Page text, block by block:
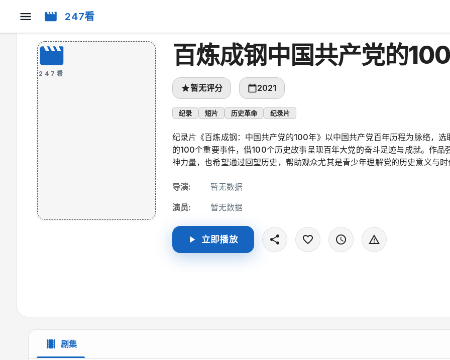
247看
247看
百炼成钢中国共产党的
暂无评分 2021
纪录 短片 历史革命 纪录片
纪录片《百炼成钢：中国共产党的100年》以中国共产党百年历程为脉络，
的100个重要事件，借100个历史故事呈现百年大党的奋斗足迹与成就。作品
神力量，也希望通过回望历史，帮助观众尤其是青少年理解党的历史意义与
导演: 暂无数据
演员: 暂无数据
立即播放
剧集